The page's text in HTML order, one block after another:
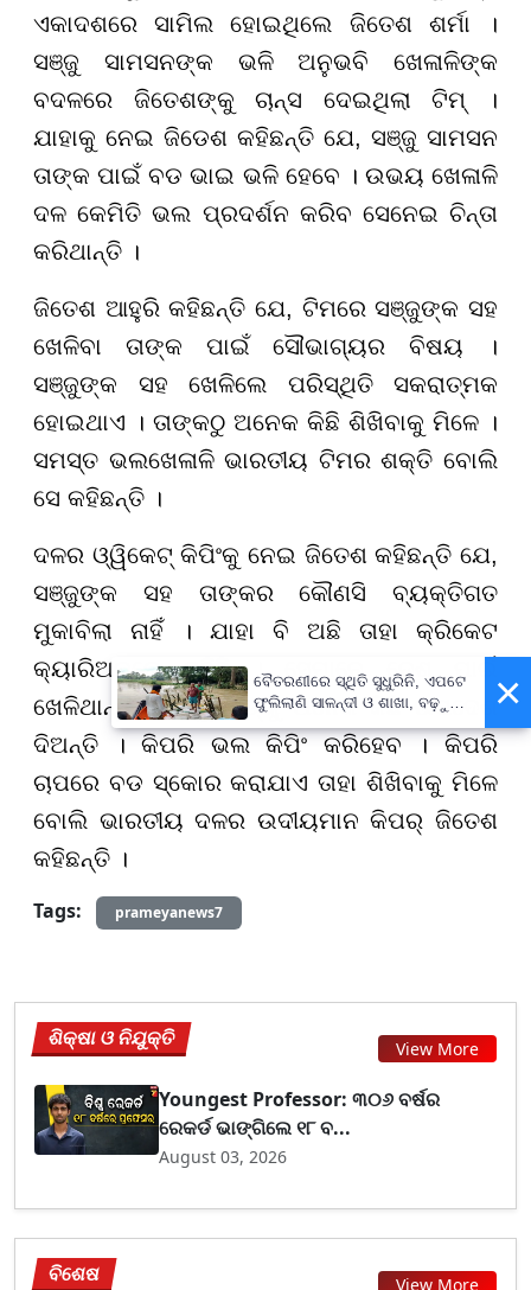
ଏକାଦଶରେ ସାମିଲ ହୋଇଥିଲେ ଜିତେଶ ଶର୍ମା ।
ସଞ୍ଜୁ ସାମସନଙ୍କ ଭଳି ଅନୁଭବି ଖେଳାଳିଙ୍କ
ବଦଳରେ ଜିତେଶଙ୍କୁ ଚାନ୍ସ ଦେଇଥିଲା ଟିମ୍ ।
ଯାହାକୁ ନେଇ ଜିଡେଶ କହିଛନ୍ତି ଯେ, ସଞ୍ଜୁ ସାମସନ
ତାଙ୍କ ପାଇଁ ବଡ ଭାଇ ଭଳି ହେବେ । ଉଭୟ ଖେଳାଳି
ଦଳ କେମିତି ଭଲ ପ୍ରଦର୍ଶନ କରିବ ସେନେଇ ଚିନ୍ତା
କରିଥାନ୍ତି ।
ଜିତେଶ ଆହୁରି କହିଛନ୍ତି ଯେ, ଟିମରେ ସଞ୍ଜୁଙ୍କ ସହ
ଖେଳିବା ତାଙ୍କ ପାଇଁ ସୌଭାଗ୍ୟର ବିଷୟ ।
ସଞ୍ଜୁଙ୍କ ସହ ଖେଳିଲେ ପରିସ୍ଥିତି ସକରାତ୍ମକ
ହୋଇଥାଏ । ତାଙ୍କଠୁ ଅନେକ କିଛି ଶିଖିବାକୁ ମିଳେ ।
ସମସ୍ତ ଭଲଖେଳାଳି ଭାରତୀୟ ଟିମର ଶକ୍ତି ବୋଲି
ସେ କହିଛନ୍ତି ।
ଦଳର ଓ୍ୱିକେଟ୍ କିପିଂକୁ ନେଇ ଜିତେଶ କହିଛନ୍ତି ଯେ,
ସଞ୍ଜୁଙ୍କ ସହ ତାଙ୍କର କୌଣସି ବ୍ୟକ୍ତିଗତ
ମୁକାବିଲା ନାହିଁ । ଯାହା ବି ଅଛି ତାହା କ୍ରିକେଟ
କ୍ୟାରିଅରରେ ରହିଛି । ସେମାନେ ଦେଶ ପାଇଁ
ଖେଳିଥାନ୍ତି । ସଞ୍ଜୁ ତାଙ୍କୁ ଅନେକ କିଛି ଉପଦେଶ
ଦିଅନ୍ତି । କିପରି ଭଲ କିପିଂ କରିହେବ । କିପରି
ଚାପରେ ବଡ ସ୍କୋର କରାଯାଏ ତାହା ଶିଖିବାକୁ ମିଳେ
ବୋଲି ଭାରତୀୟ ଦଳର ଉଦୀୟମାନ କିପର୍ ଜିତେଶ
କହିଛନ୍ତି ।
Tags:
prameyanews7
ଶିକ୍ଷା ଓ ନିଯୁକ୍ତି View More
Youngest Professor: ୩୦୬ ବର୍ଷର
ରେକର୍ଡ ଭାଙ୍ଗିଲେ ୧୮ ବ...
August 03, 2026
ବିଶେଷ View More
×
ବୈତରଣୀରେ ସ୍ଥିତି ସୁଧୁରିନି, ଏପଟେ
ଫୁଲିଲାଣି ସାଳନ୍ଦୀ ଓ ଶାଖା, ବଢ଼ୁଛି
ବନ୍ୟା ଭୟ